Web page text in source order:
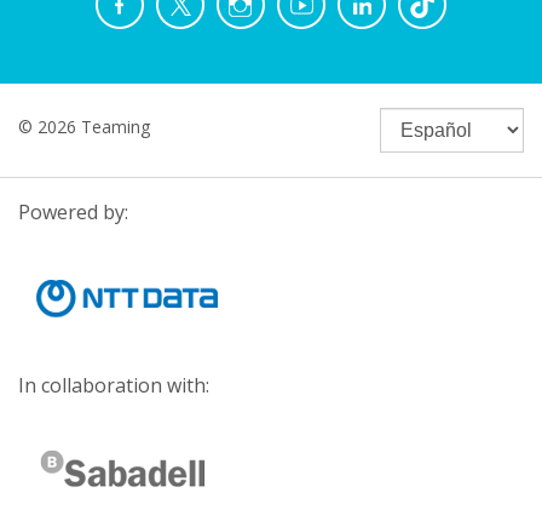
© 2026 Teaming
Powered by:
In collaboration with: